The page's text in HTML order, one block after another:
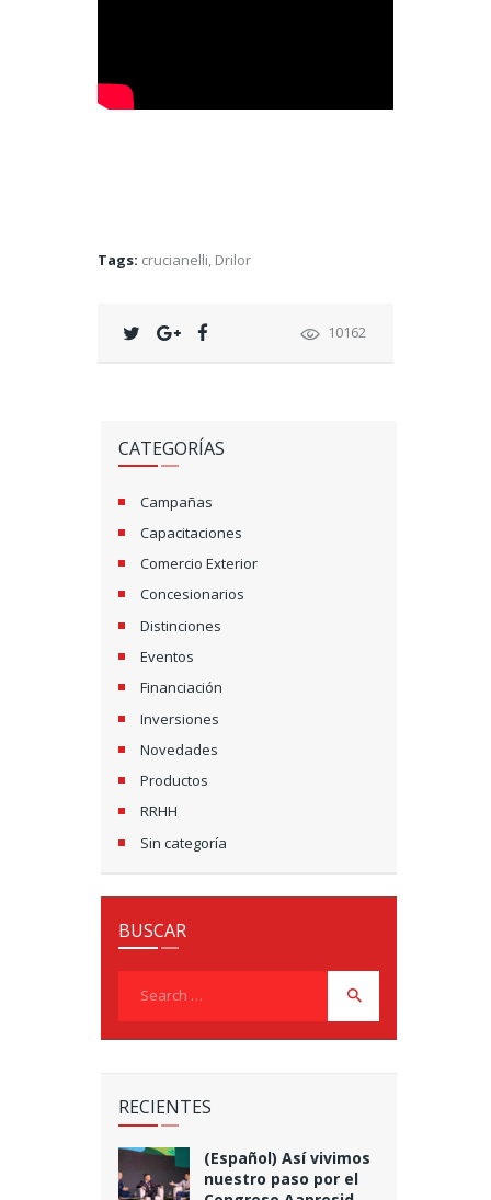
Tags: crucianelli, Drilor
10162
CATEGORÍAS
Campañas
Capacitaciones
Comercio Exterior
Concesionarios
Distinciones
Eventos
Financiación
Inversiones
Novedades
Productos
RRHH
Sin categoría
BUSCAR
RECIENTES
(Español) Así vivimos
nuestro paso por el